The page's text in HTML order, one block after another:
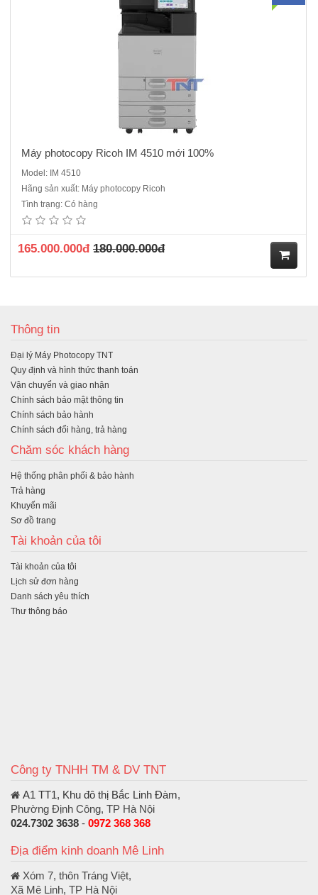
Máy photocopy Ricoh IM 4510 mới 100%
Model: IM 4510
Hãng sản xuất: Máy photocopy Ricoh
Tình trạng: Có hàng
165.000.000đ 180.000.000đ
Thông tin
Đại lý Máy Photocopy TNT
Quy định và hình thức thanh toán
Vận chuyển và giao nhận
Chính sách bảo mật thông tin
Chính sách bảo hành
Chính sách đổi hàng, trả hàng
Chăm sóc khách hàng
Hệ thống phân phối & bảo hành
Trả hàng
Khuyến mãi
Sơ đồ trang
Tài khoản của tôi
Tài khoản của tôi
Lịch sử đơn hàng
Danh sách yêu thích
Thư thông báo
Công ty TNHH TM & DV TNT
A1 TT1, Khu đô thị Bắc Linh Đàm,
Phường Định Công, TP Hà Nội
024.7302 3638 - 0972 368 368
Địa điểm kinh doanh Mê Linh
Xóm 7, thôn Tráng Việt,
Xã Mê Linh, TP Hà Nội